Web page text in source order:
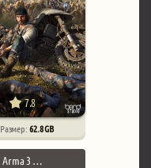
7.8
Размер:62.8 GB
Arma 3 …